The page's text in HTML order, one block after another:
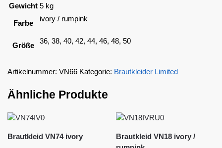
Gewicht 5 kg
Farbe
ivory / rumpink
Größe
36, 38, 40, 42, 44, 46, 48, 50
Artikelnummer: VN66 Kategorie: Brautkleider Limited
Ähnliche Produkte
Brautkleid VN74 ivory
Brautkleid VN18 ivory /